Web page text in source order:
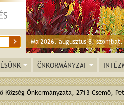
Ma 2026. augusztus 8. szombat,
ÖNKORMÁNYZAT
Község Önkormányzata, 2713 Csemő,